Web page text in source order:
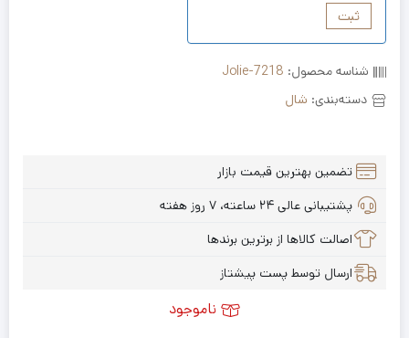
ثبت
شناسه محصول: Jolie-7218
دسته‌بندی: شال
تضمین بهترین قیمت بازار
پشتیبانی عالی ۲۴ ساعته، ۷ روز هفته
اصالت کالاها از برترین برندها
ارسال توسط پست پیشتاز
ناموجود